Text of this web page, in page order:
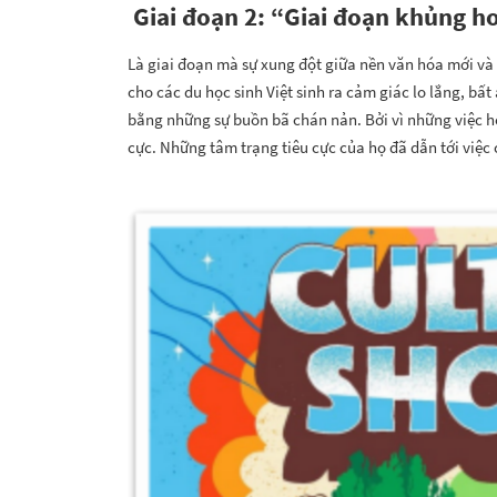
Giai đoạn 2: “Giai đoạn khủng
Là giai đoạn mà sự xung đột giữa nền văn hóa mới
cho các du học sinh Việt sinh ra cảm giác lo lắng,
bằng những sự buồn bã chán nản. Bởi vì những việc
cực. Những tâm trạng tiêu cực của họ đã dẫn tới